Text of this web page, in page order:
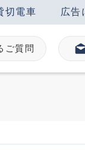
切電車 広告
ご質問